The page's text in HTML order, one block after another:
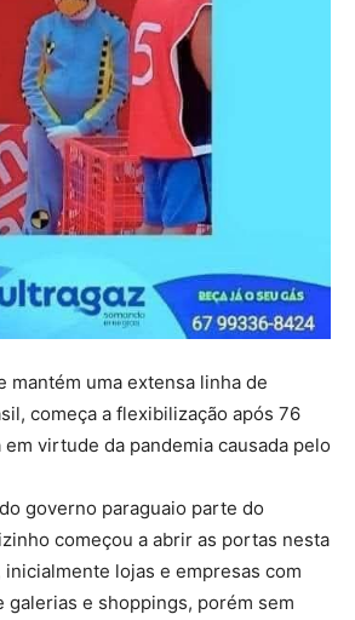
mantém uma extensa linha de
começa a flexibilização após 76
virtude da pandemia causada pelo
governo paraguaio parte do
começou a abrir as portas nesta
lojas e empresas com
galerias e shoppings, porém sem